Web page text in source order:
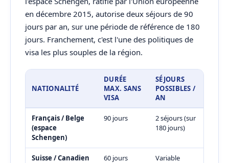
en décembre 2015, autorise deux séjours de 90
jours par an, sur une période de référence de 180
jours. Franchement, c'est l'une des politiques de
visa les plus souples de la région.
NATIONALITÉ
DURÉE
MAX. SANS
VISA
SÉJOURS
POSSIBLES /
AN
Français / Belge
(espace
Schengen)
90 jours
2 séjours (sur
180 jours)
Suisse / Canadien 60 jours Variable